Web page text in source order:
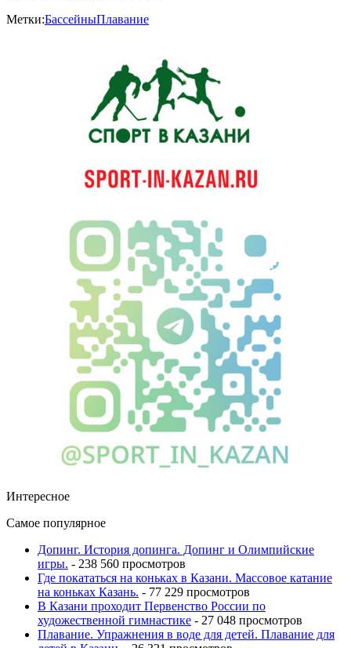
Метки:БассейныПлавание
Интересное
Самое популярное
Допинг. История допинга. Допинг и Олимпийские
игры. - 238 560 просмотров
Где покататься на коньках в Казани. Массовое катание
на коньках Казань. - 77 229 просмотров
В Казани проходит Первенство России по
художественной гимнастике - 27 048 просмотров
Плавание. Упражнения в воде для детей. Плавание для